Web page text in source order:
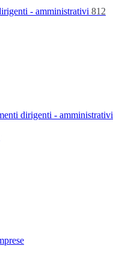
- amministrativi 812
dirigenti - amministrativi